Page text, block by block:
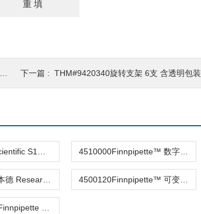
下一篇 : THM#9420340旋转支架 6支 含透明包装 Pipette Rotating Stand